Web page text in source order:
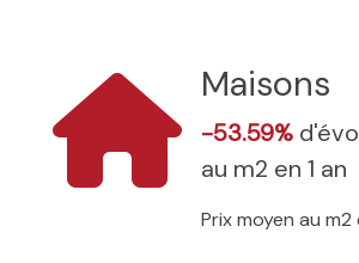
Maisons
-53.59%
au m2 en 1 an
Prix moyen au m2